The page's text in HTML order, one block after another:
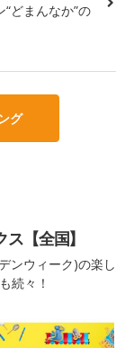
どまんなか”の
グ
【全国】
ンウィーク)の楽し
続々！